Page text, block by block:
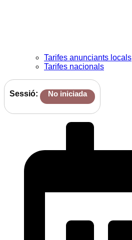
Tarifes anunciants locals
Tarifes nacionals
Sessió: No iniciada